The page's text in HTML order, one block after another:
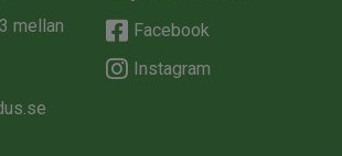
mellan
Facebook
Instagram